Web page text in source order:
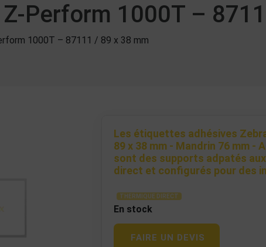
Perform 1000T –
1000T – 87111 / 89 x 38 mm
Les étiquettes adhésives
89 x 38 mm - Mandrin 76 mm -
sont des supports adpatés
direct et configurés pour des
THERMIQUE DIRECT
En stock
FAIRE UN DEVIS